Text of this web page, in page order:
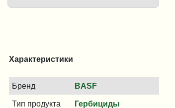
Характеристики
Бренд BASF
Тип продукта Гербициды